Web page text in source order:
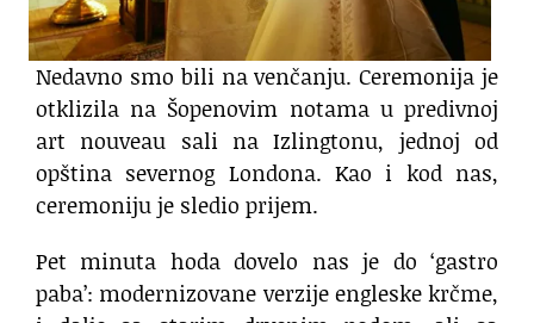
Nedavno smo bili na venčanju. Ceremonija je
otklizila na Šopenovim notama u predivnoj
art nouveau sali na Izlingtonu, jednoj od
opština severnog Londona. Kao i kod nas,
ceremoniju je sledio prijem.
Pet minuta hoda dovelo nas je do ‘gastro
paba’: modernizovane verzije engleske krčme,